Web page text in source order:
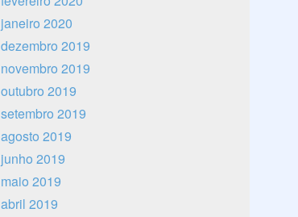
janeiro 2020
dezembro 2019
novembro 2019
outubro 2019
setembro 2019
agosto 2019
junho 2019
maio 2019
abril 2019